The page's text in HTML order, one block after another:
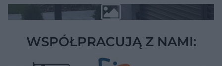
WSPÓŁPRACUJĄ Z NAMI: